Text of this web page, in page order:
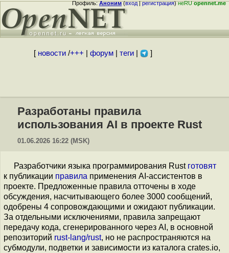
Профиль:Аноним(вход|регистрация)неRUopennet.me
[ новости/+++ форум| теги| ]
Разработаны правила
использования AI в проекте Rust
01.06.2026 16:22 (MSK)
Разработчики языка программирования Rust готовят
к публикации правила применения AI-ассистентов в
проекте. Предложенные правила отточены в ходе
обсуждения, насчитывающего более 3000 сообщений,
одобрены 4 сопровождающими и ожидают публикации.
За отдельными исключениями, правила запрещают
передачу кода, сгенерированного через AI, в основной
репозиторий rust-lang/rust, но не распространяются на
субмодули, подветки и зависимости из каталога crates.io,